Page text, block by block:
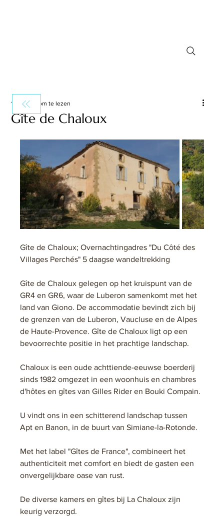
Gîte de Chaloux
1 minuten om te lezen
Gîte de Chaloux; Overnachtingadres "Du Côté des
Villages Perchés" 5 daagse wandeltrekking
Gîte de Chaloux gelegen op het kruispunt van de
GR4 en GR6, waar de Luberon samenkomt met het
land van Giono. De accommodatie bevindt zich bij
de grenzen van de Luberon, Vaucluse en de Alpes
de Haute-Provence. Gîte de Chaloux ligt op een
bevoorrechte positie in het prachtige landschap.
Chaloux is een oude achttiende-eeuwse boerderij
sinds 1982 omgezet in een woonhuis en chambres
d'hôtes en gîtes van Gilles Rider en Bouki Compain.
U vindt ons in een schitterend landschap tussen
Apt en Banon, in de buurt van Simiane-la-Rotonde.
Met het label "Gîtes de France", combineert het
authenticiteit met comfort en biedt de gasten een
onvergelijkbare oase van rust.
De diverse kamers en gîtes bij La Chaloux zijn
keurig verzorgd.